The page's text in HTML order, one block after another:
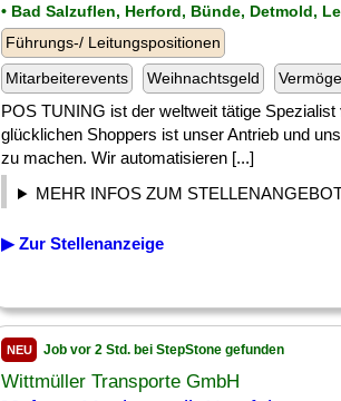
• Bad Salzuflen, Herford, Bünde, Detmold,
Führungs-/ Leitungspositionen
Mitarbeiterevents
Weihnachtsgeld
POS TUNING ist der weltweit tätige Spezialist
glücklichen Shoppers ist unser Antrieb und
zu machen. Wir automatisieren [...]
MEHR INFOS ZUM
▶ Zur Stellenanzeige
NEU Job vor 2 Std. bei StepStone gefunden
Wittmüller Transporte GmbH